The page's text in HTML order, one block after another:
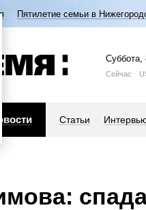
Пятилетие семьи в
Суббота,
Сейчас
Статьи